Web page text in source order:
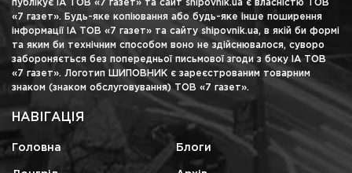
публікує ІА ТОВ «7 газет» та сайт shipovnik.ua є власністю ТОВ
«7 газет». Будь-яке копіювання або будь-яке інше поширення
інформації ІА ТОВ «7 газет» та сайту shipovnik.ua, в якій би формі
та яким би технічним способом воно не здійснювалося, суворо
забороняється без попередньої письмової згоди з боку ІА ТОВ
«7 газет». Логотип ШИПОВНИК є зареєстрованим товарним
знаком (знаком обслуговування) ТОВ «7 газет».
НАВІГАЦІЯ
Головна Блоги